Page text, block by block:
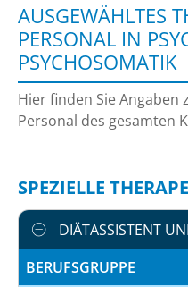
AUSGEWÄHLTES
PERSONAL IN
PSYCHOSOMATIK
Hier finden Sie
Personal des gesamten
SPEZIELLE
DIÄTASSISTENT
BERUFSGRUPPE